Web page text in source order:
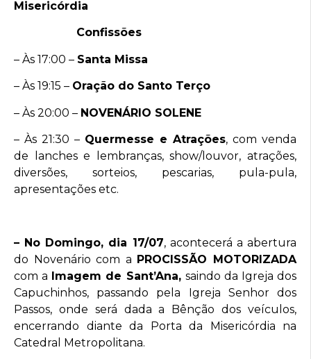
Misericórdia
Confissões
– Às 17:00 – Santa Missa
– Às 19:15 – Oração do Santo Terço
– Às 20:00 – NOVENÁRIO SOLENE
– Às 21:30 – Quermesse e Atrações, com venda
de lanches e lembranças, show/louvor, atrações,
diversões, sorteios, pescarias, pula-pula,
apresentações etc.
– No Domingo, dia 17/07, acontecerá a abertura
do Novenário com a PROCISSÃO MOTORIZADA
com a Imagem de Sant’Ana, saindo da Igreja dos
Capuchinhos, passando pela Igreja Senhor dos
Passos, onde será dada a Bênção dos veículos,
encerrando diante da Porta da Misericórdia na
Catedral Metropolitana.